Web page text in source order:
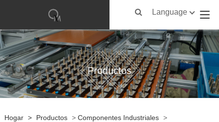
Language
Productos
Hogar > Productos > Componentes Industriales >